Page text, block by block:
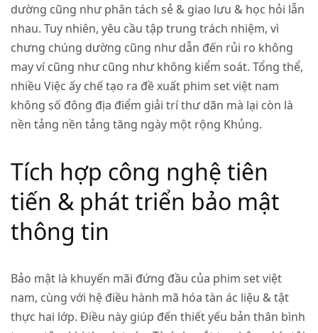
dường cũng như phân tách sẻ & giao lưu & học hỏi lẫn
nhau. Tuy nhiên, yêu cầu tập trung trách nhiệm, vì
chưng chúng dường cũng như dẫn đến rủi ro không
may ví cũng như cũng như không kiểm soát. Tổng thể,
nhiều Việc ấy chế tạo ra đề xuất phim set việt nam
không số đông địa điểm giải trí thư dãn mà lại còn là
nền tảng nền tảng tăng ngày một rộng Khủng.
Tích hợp công nghệ tiên
tiến & phát triển bảo mật
thông tin
Bảo mật là khuyến mãi đứng đầu của phim set việt
nam, cùng với hệ điều hành mã hóa tàn ác liệu & tật
thực hai lớp. Điều này giúp đến thiết yếu bản thân bình